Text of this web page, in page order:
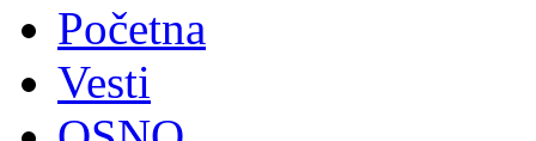
Početna
Vesti